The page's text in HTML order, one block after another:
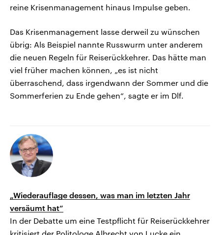
reine Krisenmanagement hinaus Impulse geben.
Das Krisenmanagement lasse derweil zu wünschen
übrig: Als Beispiel nannte Russwurm unter anderem
die neuen Regeln für Reiserückkehrer. Das hätte man
viel früher machen können, „es ist nicht
überraschend, dass irgendwann der Sommer und die
Sommerferien zu Ende gehen“, sagte er im Dlf.
„Wiederauflage dessen, was man im letzten Jahr
versäumt hat“
In der Debatte um eine Testpflicht für Reiserückkehrer